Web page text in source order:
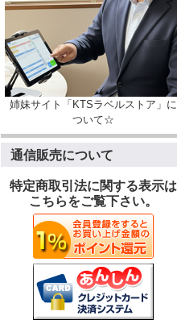
姉妹サイト「KTSラベルストア」に
ついて☆
通信販売について
特定商取引法に関する表示は
こちらをご覧下さい。